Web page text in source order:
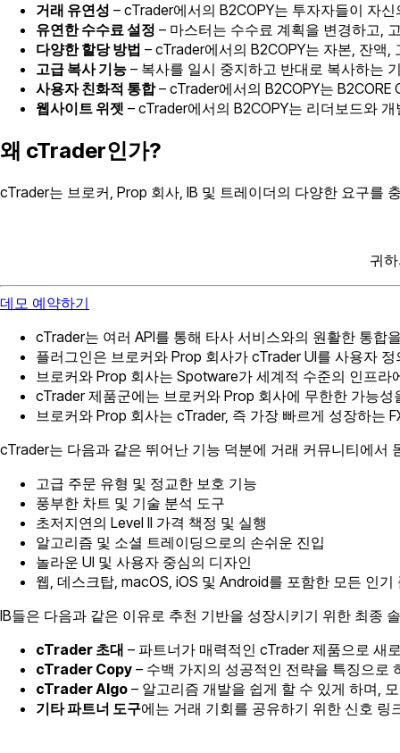
거래 유연성 – cTrader에서의 B2COPY는 투자자들이 자
유연한 수수료 설정 – 마스터는 수수료 계획을 변경하고,
다양한 할당 방법 – cTrader에서의 B2COPY는 자본, 잔액
고급 복사 기능 – 복사를 일시 중지하고 반대로 복사하는
사용자 친화적 통합– cTrader에서의 B2COPY는
웹사이트 위젯 – cTrader에서의 B2COPY는 리더보드와
왜 cTrader인가?
cTrader는 브로커, Prop 회사, IB 및 트레이더의 다양한 요구를
귀
데모 예약하기
cTrader는 여러 API를 통해 타사 서비스와의 원활한 통합
플러그인은 브로커와 Prop 회사가 cTrader UI를 사용자
브로커와 Prop 회사는 Spotware가 세계적 수준의 인프
cTrader 제품군에는 브로커와 Prop 회사에 무한한 가능
브로커와 Prop 회사는 cTrader, 즉 가장 빠르게 성장하는
cTrader는 다음과 같은 뛰어난 기능 덕분에 거래 커뮤니티에서
고급 주문 유형 및 정교한 보호 기능
풍부한 차트 및 기술 분석 도구
초저지연의 Level II 가격 책정 및 실행
알고리즘 및 소셜 트레이딩으로의 손쉬운 진입
놀라운 UI 및 사용자 중심의 디자인
웹, 데스크탑, macOS, iOS 및 Android를 포함한 모든 인
IB들은 다음과 같은 이유로 추천 기반을 성장시키기 위한 최종
cTrader 초대 – 파트너가 매력적인 cTrader 제품으로 새
cTrader Copy – 수백 가지의 성공적인 전략을 특징으로
cTrader Algo – 알고리즘 개발을 쉽게 할 수 있게 하며,
기타 파트너 도구에는 거래 기회를 공유하기 위한 신호